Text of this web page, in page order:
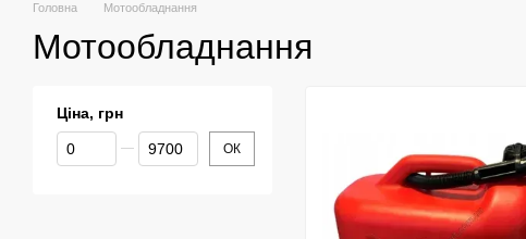
Головна Мотообладнання
Мотообладнання
Ціна, грн
Від Ціна, грн
До Ціна, грн ОК